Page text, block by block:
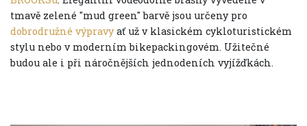
tmavě zelené "mud green" barvě jsou určeny pro
dobrodružné výpravyať už v klasickém cykloturistickém
stylu nebo v moderním bikepackingovém. Užitečné
budou ale i při náročnějších jednodeních vyjížďkách.